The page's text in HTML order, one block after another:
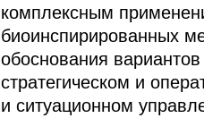
комплексным
биоинспирированных
обоснования
стратегическом и
и ситуационном